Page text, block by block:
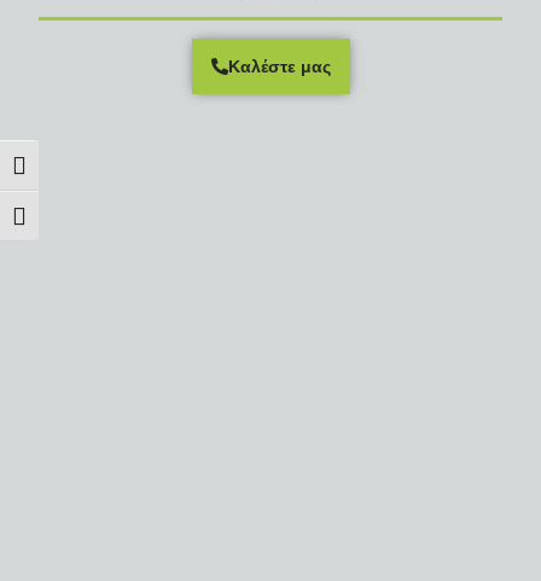
Εναλλαγή Υψηλής Αντίθεσης
Εναλλαγή Μεγέθους Γραμμάτων
Καλέστε μας